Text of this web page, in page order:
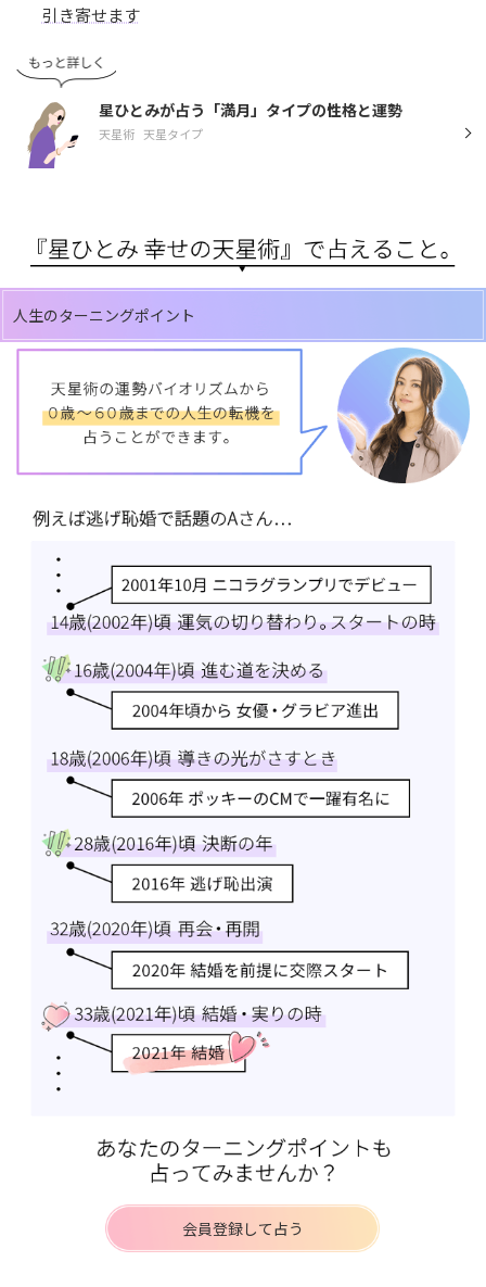
引き寄せます
星ひとみが占う「満月」タイプの性格と運勢
天星術 天星タイプ
人生のターニングポイント
会員登録して占う